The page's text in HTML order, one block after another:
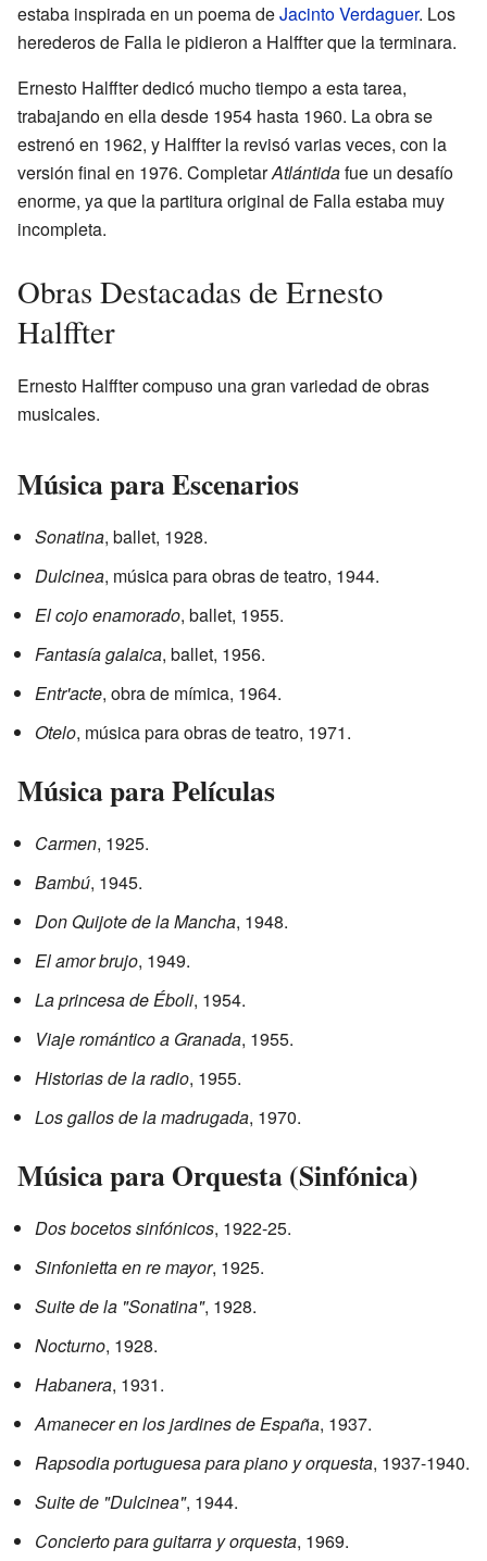
estaba inspirada en un poema deJacinto Verdaguer. Los
herederos de Falla le pidieron a Halffter que la terminara.
Ernesto Halffter dedicó mucho tiempo a esta tarea,
trabajando en ella desde 1954 hasta 1960. La obra se
estrenó en 1962, y Halffter la revisó varias veces, con la
versión final en 1976. CompletarAtlántidafue un desafío
enorme, ya que la partitura original de Falla estaba muy
incompleta.
Obras Destacadas de Ernesto
Halffter
Ernesto Halffter compuso una gran variedad de obras
musicales.
Música para Escenarios
Sonatina, ballet, 1928.
Dulcinea, música para obras de teatro, 1944.
El cojo enamorado, ballet, 1955.
Fantasía galaica, ballet, 1956.
Entr'acte, obra de mímica, 1964.
Otelo, música para obras de teatro, 1971.
Música para Películas
Carmen, 1925.
Bambú, 1945.
Don Quijote de la Mancha, 1948.
El amor brujo, 1949.
La princesa de Éboli, 1954.
Viaje romántico a Granada, 1955.
Historias de la radio, 1955.
Los gallos de la madrugada, 1970.
Música para Orquesta (Sinfónica)
Dos bocetos sinfónicos, 1922-25.
Sinfonietta en re mayor, 1925.
Suite de la "Sonatina", 1928.
Nocturno, 1928.
Habanera, 1931.
Amanecer en los jardines de España, 1937.
Rapsodia portuguesa para piano y orquesta, 1937-1940.
Suite de "Dulcinea", 1944.
Concierto para guitarra y orquesta, 1969.